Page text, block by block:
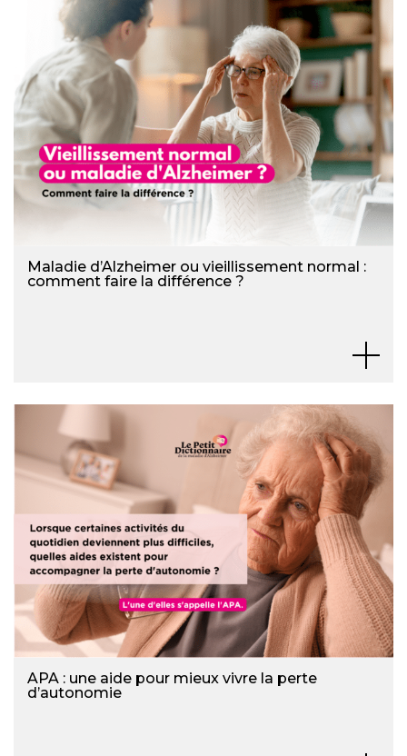
Maladie d’Alzheimer ou vieillissement normal :
comment faire la différence ?
APA : une aide pour mieux vivre la perte
d’autonomie